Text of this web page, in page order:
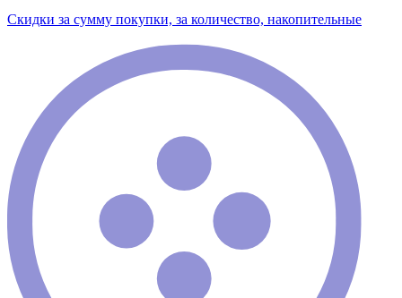
Скидки за сумму покупки, за количество, накопительные